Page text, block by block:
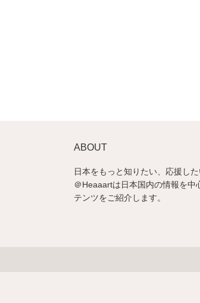
ABOUT
日本をもっと知りたい、応援した
＠Heaaartは日本国内の情報を中
テンツをご紹介します。